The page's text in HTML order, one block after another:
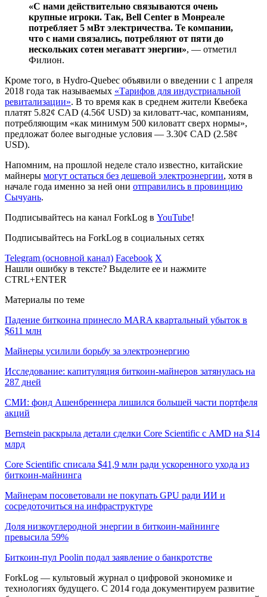
«С нами действительно связываются очень
крупные игроки. Так, Bell Center в Монреале
потребляет 5 мВт электричества. Те компании,
что с нами связались, потребляют от пяти до
нескольких сотен мегаватт энергии», — отметил
Филион.
Кроме того, в Hydro-Quebec объявили о введении с 1 апреля
2018 года так называемых «Тарифов для индустриальной
ревитализации». В то время как в среднем жители Квебека
платят 5.82¢ CAD (4.56¢ USD) за киловатт-час, компаниям,
потребляющим «как минимум 500 киловатт сверх нормы»,
предложат более выгодные условия — 3.30¢ CAD (2.58¢
USD).
Напомним, на прошлой неделе стало известно, китайские
майнеры могут остаться без дешевой электроэнергии, хотя в
начале года именно за ней они отправились в провинцию
Сычуань.
Подписывайтесь на канал ForkLog в YouTube!
Подписывайтесь на ForkLog в социальных сетях
Telegram (основной канал) Facebook X
Нашли ошибку в тексте? Выделите ее и нажмите
CTRL+ENTER
Материалы по теме
Падение биткоина принесло MARA квартальный убыток в
$611 млн
Майнеры усилили борьбу за электроэнергию
Исследование: капитуляция биткоин-майнеров затянулась на
287 дней
СМИ: фонд Ашенбреннера лишился большей части портфеля
акций
Bernstein раскрыла детали сделки Core Scientific с AMD на $14
млрд
Core Scientific списала $41,9 млн ради ускоренного ухода из
биткоин-майнинга
Майнерам посоветовали не покупать GPU ради ИИ и
сосредоточиться на инфраструктуре
Доля низкоуглеродной энергии в биткоин-майнинге
превысила 59%
Биткоин-пул Poolin подал заявление о банкротстве
ForkLog — культовый журнал о цифровой экономике и
технологиях будущего. С 2014 года документируем развитие